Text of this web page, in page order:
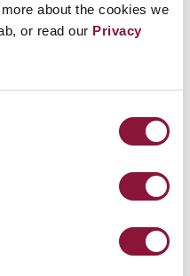
about the cookies we
or read our Privacy
применения
с 1945 года и
давления в
активное